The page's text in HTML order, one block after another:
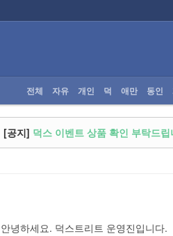
전체 자유 개인 덕 애만 동인
[공지] 덕스 이벤트 상품 확인 부탁드립
안녕하세요. 덕스트리트 운영진입니다.